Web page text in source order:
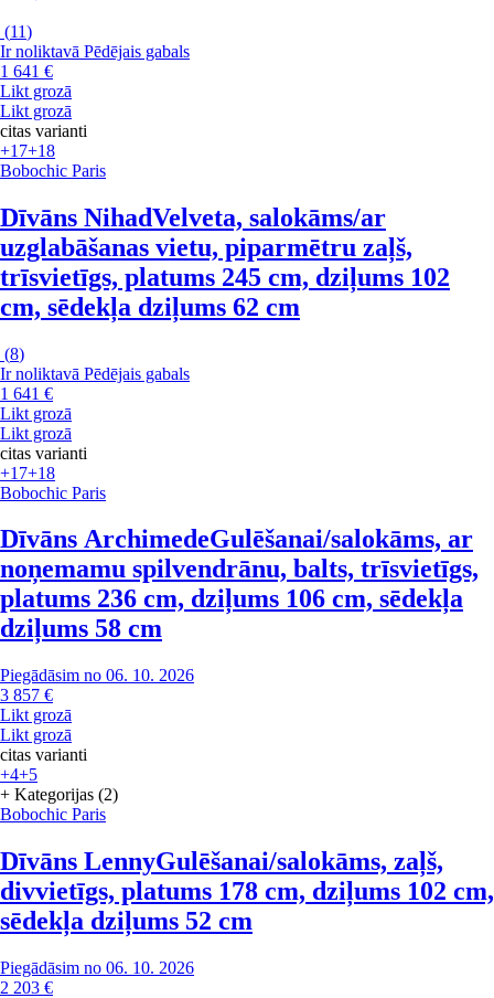
(11)
Ir noliktavā Pēdējais gabals
1 641 €
Likt grozā
Likt grozā
citas varianti
+17+18
Bobochic Paris
Dīvāns NihadVelveta, salokāms/ar
uzglabāšanas vietu, piparmētru zaļš,
trīsvietīgs, platums 245 cm, dziļums 102
cm, sēdekļa dziļums 62 cm
(8)
Ir noliktavā Pēdējais gabals
1 641 €
Likt grozā
Likt grozā
citas varianti
+17+18
Bobochic Paris
Dīvāns ArchimedeGulēšanai/salokāms, ar
noņemamu spilvendrānu, balts, trīsvietīgs,
platums 236 cm, dziļums 106 cm, sēdekļa
dziļums 58 cm
Piegādāsim no 06. 10. 2026
3 857 €
Likt grozā
Likt grozā
citas varianti
+4+5
+ Kategorijas (2)
Bobochic Paris
Dīvāns LennyGulēšanai/salokāms, zaļš,
divvietīgs, platums 178 cm, dziļums 102 cm,
sēdekļa dziļums 52 cm
Piegādāsim no 06. 10. 2026
2 203 €